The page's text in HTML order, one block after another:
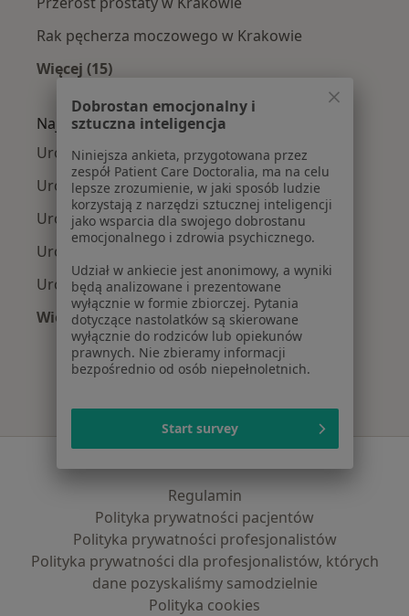
Rak pęcherza moczowego w Krakowie
Więcej (15)
Więcej w kategorii: Najczęście leczone
Najpopularniejsze ubezpieczenia
Urolodzy z Allianz w Krakowie
Urolodzy z Signal Iduna w Krakowie
Urolodzy z JP MEDICA w Krakowie
Urolodzy z TU Zdrowie w Krakowie
Urolodzy z Świat Zdrowia w Krakowie
Więcej (10)
Więcej w kategorii: Najpopularniejsze
Regulamin
Polityka prywatności pacjentów
Polityka prywatności profesjonalistów
Polityka prywatności dla profesjonalistów, których
dane pozyskaliśmy samodzielnie
Polityka cookies
Dobrostan emocjonalny i
sztuczna inteligencja
Niniejsza ankieta, przygotowana przez
zespół Patient Care Doctoralia, ma na celu
lepsze zrozumienie, w jaki sposób ludzie
korzystają z narzędzi sztucznej inteligencji
jako wsparcia dla swojego dobrostanu
emocjonalnego i zdrowia psychicznego.
Udział w ankiecie jest anonimowy, a wyniki
będą analizowane i prezentowane
wyłącznie w formie zbiorczej. Pytania
dotyczące nastolatków są skierowane
wyłącznie do rodziców lub opiekunów
prawnych. Nie zbieramy informacji
bezpośrednio od osób niepełnoletnich.
Start survey